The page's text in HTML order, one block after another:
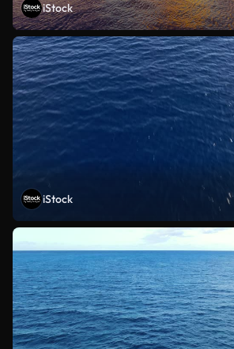
iStock
iStock